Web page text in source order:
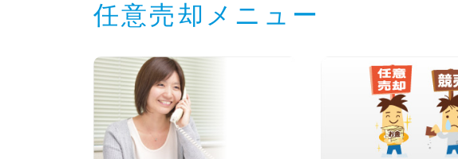
任意売却メニュー